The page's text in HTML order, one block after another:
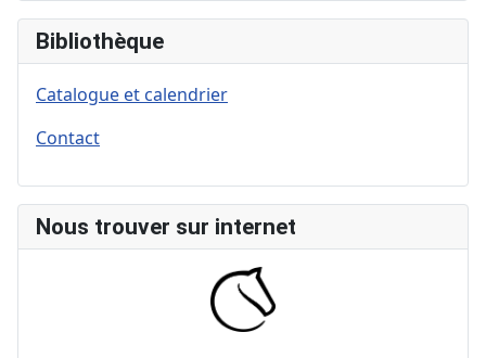
Bibliothèque
Catalogue et calendrier
Contact
Nous trouver sur internet